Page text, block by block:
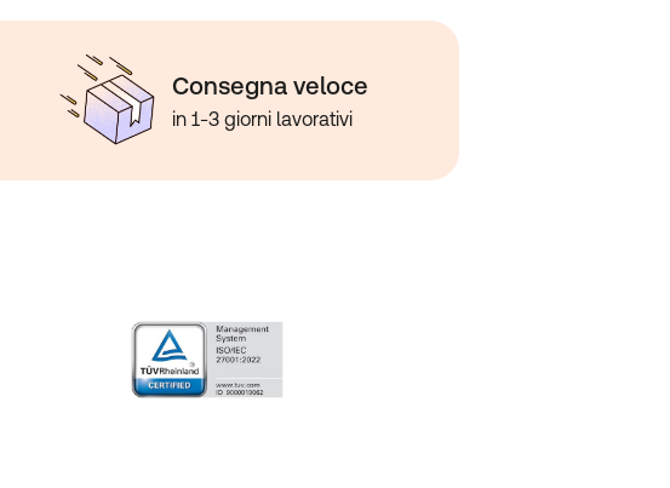
Consegna veloce
in 1-3 giorni lavorativi